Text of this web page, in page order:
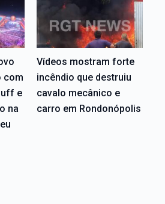
com
e
na
Vídeos mostram forte
incêndio que destruiu
cavalo mecânico e
carro em Rondonópolis